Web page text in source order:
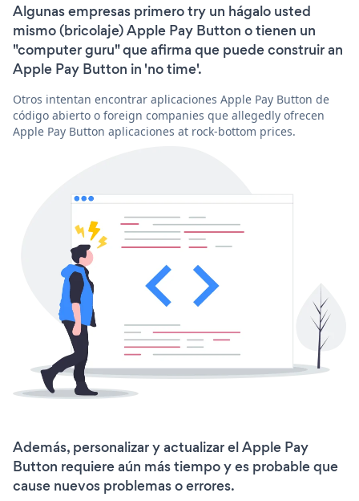
Algunas empresas primero try un hágalo usted
mismo (bricolaje) Apple Pay Button o tienen un
"computer guru" que afirma que puede construir an
Apple Pay Button in 'no time'.
Otros intentan encontrar aplicaciones Apple Pay Button de
código abierto o foreign companies que allegedly ofrecen
Apple Pay Button aplicaciones at rock-bottom prices.
Además, personalizar y actualizar el Apple Pay
Button requiere aún más tiempo y es probable que
cause nuevos problemas o errores.